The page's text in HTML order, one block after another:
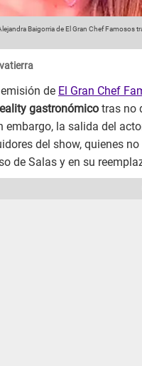
Baigorria de El Gran Chef Famosos
de El Gran Chef
gastronómico tras no
embargo, la salida del
del show, quienes
de Salas y en su